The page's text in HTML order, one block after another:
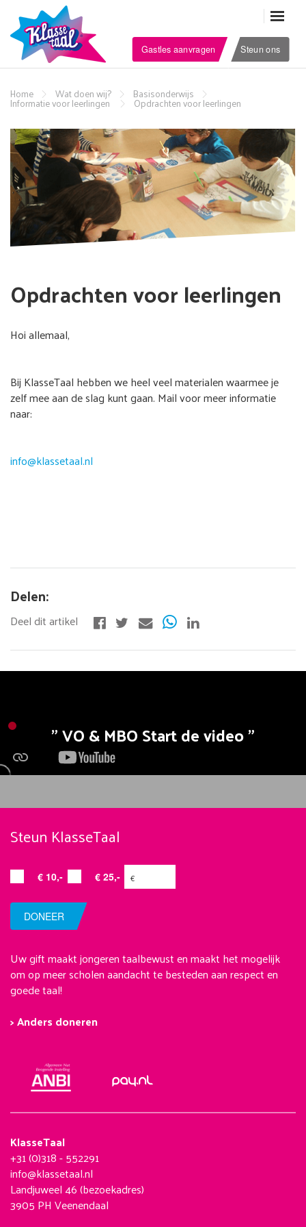
Gastles aanvragen Steun ons
Home Wat doen wij? Basisonderwijs
Informatie voor leerlingen Opdrachten voor leerlingen
Opdrachten voor leerlingen
Hoi allemaal,
Bij KlasseTaal hebben we heel veel materialen waarmee je
zelf mee aan de slag kunt gaan. Mail voor meer informatie
naar:
info@klassetaal.nl
Delen:
VO & MBO Start de video
Steun KlasseTaal
€ 10,- € 25,-
DONEER
Uw gift maakt jongeren taalbewust en maakt het mogelijk
om op meer scholen aandacht te besteden aan respect en
goede taal!
> Anders doneren
KlasseTaal
+31 (0)318 - 552291
info@klassetaal.nl
Landjuweel 46 (bezoekadres)
3905 PH Veenendaal